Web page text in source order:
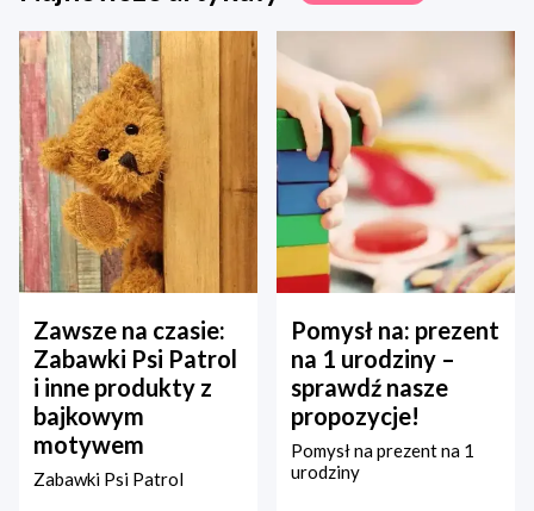
Zawsze na czasie:
Zabawki Psi Patrol
i inne produkty z
bajkowym
motywem
Zabawki Psi Patrol
Pomysł na: prezent
na 1 urodziny –
sprawdź nasze
propozycje!
Pomysł na prezent na 1
urodziny